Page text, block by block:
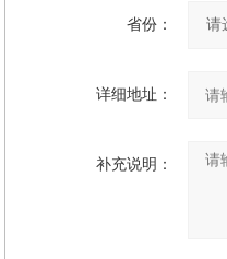
省份：
详细地址：
补充说明：